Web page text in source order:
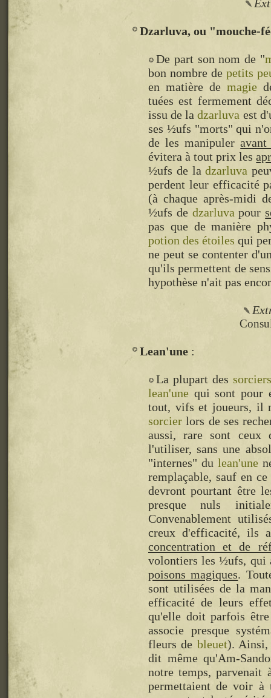
Dzarluva, ou "mouche-
De part son nom de "
bon nombre depetits
en matière demagie
tuées est fermement
issu de ladzarluva est
ses ½ufs "morts" qui
de les manipuler
évitera à tout prix les
½ufs de ladzarluva
perdent leur efficacité
(à chaque après-midi
½ufs de dzarluva pour
pas que de manière
potion des étoiles qui
ne peut se contenter
qu'ils permettent de
hypothèse n'ait pas
Lean'une
La plupart des sorciers
lean'une qui sont pour
tout, vifs et joueurs, il
sorcier lors de ses
aussi, rare sont
l'utiliser, sans une
"internes" dulean'une
remplaçable, sauf en
devront pourtant être
presque nuls
Convenablement
creux d'efficacité, ils
concentration et de
volontiers les ½ufs, qui
poisons magiques.
sont utilisées de la
efficacité de leurs
qu'elle doit parfois
associe presque
fleurs de bleuet). Ainsi,
dit même qu'Am-
notre temps, parvenait
permettaient de voir à